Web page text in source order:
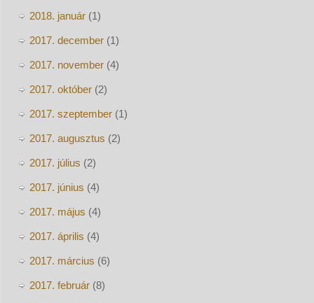
2018. január(1)
2017. december(1)
2017. november(4)
2017. október(2)
2017. szeptember(1)
2017. augusztus (2)
2017. július (2)
2017. június (4)
2017. május (4)
2017. április (4)
2017. március (6)
2017. február(8)